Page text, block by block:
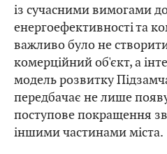
із сучасними вимогами
енергоефективності та
важливо було не
комерційний об'єкт, а
модель розвитку
передбачає не лише
поступове покращення
іншими частинами міста.